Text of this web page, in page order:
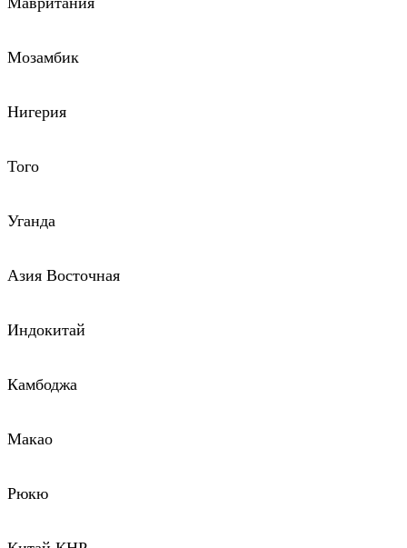
Мозамбик
Нигерия
Того
Уганда
Азия Восточная
Индокитай
Камбоджа
Макао
Рюкю